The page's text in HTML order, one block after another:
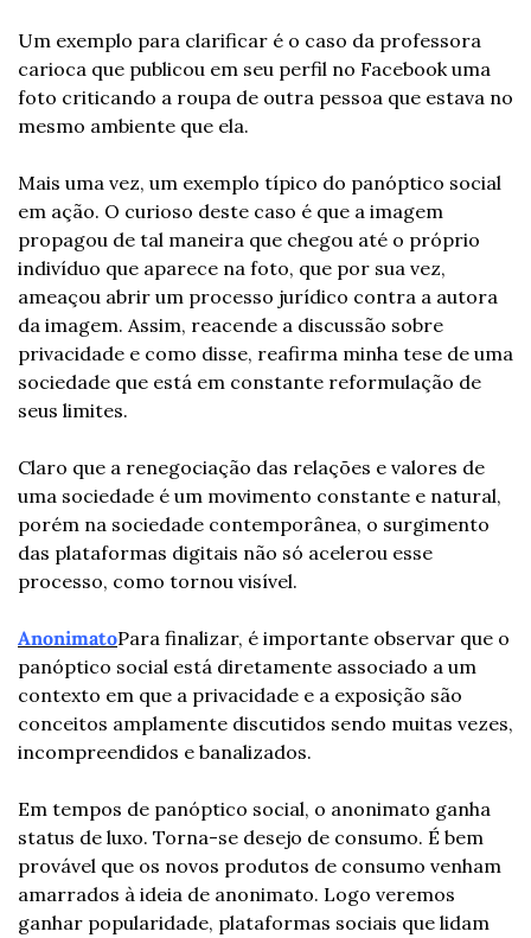
Um exemplo para clarificar é o caso da professora
carioca que publicou em seu perfil no Facebook uma
foto criticando a roupa de outra pessoa que estava no
mesmo ambiente que ela.
Mais uma vez, um exemplo típico do panóptico social
em ação. O curioso deste caso é que a imagem
propagou de tal maneira que chegou até o próprio
indivíduo que aparece na foto, que por sua vez,
ameaçou abrir um processo jurídico contra a autora
da imagem. Assim, reacende a discussão sobre
privacidade e como disse, reafirma minha tese de uma
sociedade que está em constante reformulação de
seus limites.
Claro que a renegociação das relações e valores de
uma sociedade é um movimento constante e natural,
porém na sociedade contemporânea, o surgimento
das plataformas digitais não só acelerou esse
processo, como tornou visível.
AnonimatoPara finalizar, é importante observar que o
panóptico social está diretamente associado a um
contexto em que a privacidade e a exposição são
conceitos amplamente discutidos sendo muitas vezes,
incompreendidos e banalizados.
Em tempos de panóptico social, o anonimato ganha
status de luxo. Torna-se desejo de consumo. É bem
provável que os novos produtos de consumo venham
amarrados à ideia de anonimato. Logo veremos
ganhar popularidade, plataformas sociais que lidam